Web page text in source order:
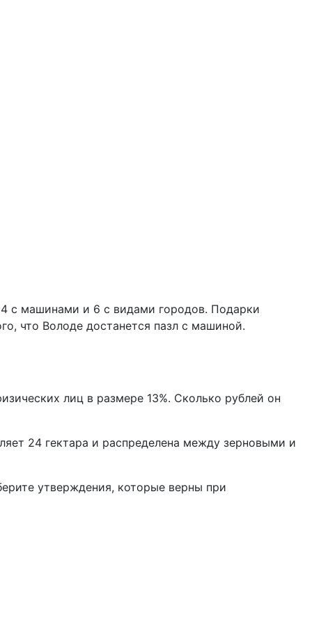
4 с машинами и 6 с видами городов. Подарки
что Володе достанется пазл с машиной.
лиц в размере 13%. Сколько рублей он
24 гектара и распределена между зерновыми и
утверждения, которые верны при